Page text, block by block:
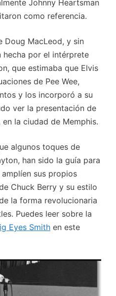
Johnny Heartsman
como referencia.
Doug MacLeod, y sin
por el intérprete
que estimaba que Elvis
de Pee Wee,
y los incorporó a su
ver la presentación de
la ciudad de Memphis.
algunos toques de
han sido la guía para
sus propios
Chuck Berry y su estilo
la forma revolucionaria
Puedes leer sobre la
Eyes Smith en este